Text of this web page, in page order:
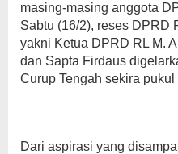
masing-masing anggota
Sabtu (16/2), reses DPRD
yakni Ketua DPRD RL M.
dan Sapta Firdaus
Curup Tengah sekira pukul
Dari aspirasi yang